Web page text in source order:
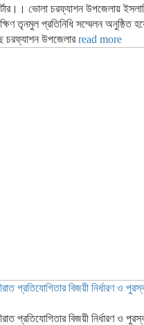
ভোলা চরফ্যাশন উপজেলায়
তৃনমুল প্রতিনিধি সম্মেলন অনুষ্ঠিত
চরফ্যাশন উপজেলারread more
প্রতিযোগিতার বিজয়ী নির্ধারণ ও
প্রতিযোগিতার বিজয়ী নির্ধারণ ও